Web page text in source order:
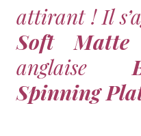
attirant ! Il
Soft Matte
anglaise
Spinning